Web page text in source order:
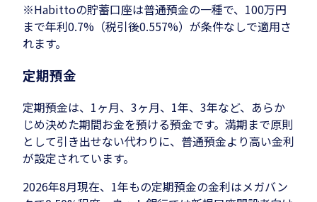
※Habittoの貯蓄口座は普通預金の一種で、100万円
まで年利0.7%（税引後0.557%）が条件なしで適用さ
れます。
定期預金
定期預金は、1ヶ月、3ヶ月、1年、3年など、あらか
じめ決めた期間お金を預ける預金です。満期まで原則
として引き出せない代わりに、普通預金より高い金利
が設定されています。
2026年8月現在、1年もの定期預金の金利はメガバン